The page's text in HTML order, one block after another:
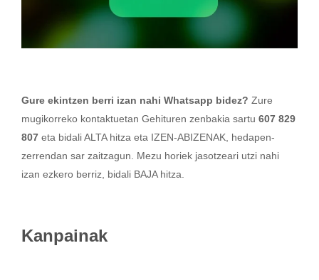
Gure ekintzen berri izan nahi Whatsapp bidez? Zure
mugikorreko kontaktuetan Gehituren zenbakia sartu 607 829
807 eta bidali ALTA hitza eta IZEN-ABIZENAK, hedapen-
zerrendan sar zaitzagun. Mezu horiek jasotzeari utzi nahi
izan ezkero berriz, bidali BAJA hitza.
Kanpainak